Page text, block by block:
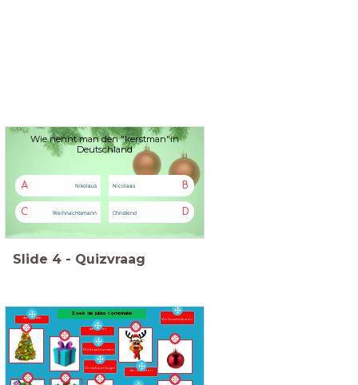
Wie nennt man den "kerstman"in
Deutschland
A Nikolaus B
Nicolaas
C Weihnachtsmann D
Christkind
Slide 4 - Quizvraag
Zoek de juiste combinatie
der
Weihnachtsbaum
der
Christbaumkugel
der Schlitten
die Glocke
die Kerze
der
Weihnachtsmann